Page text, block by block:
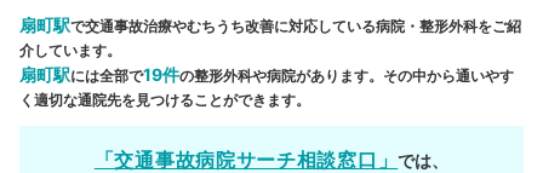
扇町駅で交通事故治療やむちうち改善に対応している病院・整形外科をご紹
介しています。
扇町駅には全部で19件の整形外科や病院があります。その中から通いやす
く適切な通院先を見つけることができます。
「交通事故病院サーチ相談窓口」では、